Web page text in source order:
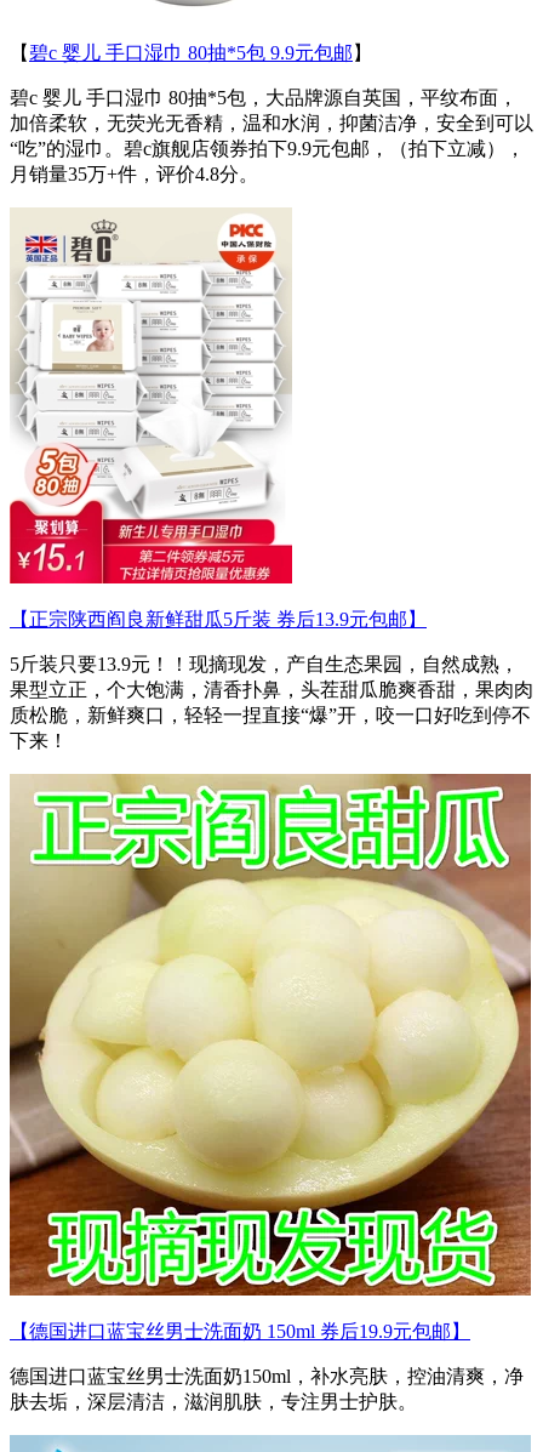
【 碧c 婴儿 手口湿巾 80抽*5包 9.9元包邮 】
碧c 婴儿 手口湿巾 80抽*5包，大品牌源自英国，平纹布面，
加倍柔软，无荧光无香精，温和水润，抑菌洁净，安全到可以
“吃”的湿巾。碧c旗舰店领券拍下9.9元包邮，（拍下立减），
月销量35万+件，评价4.8分。
【正宗陕西阎良新鲜甜瓜5斤装 券后13.9元包邮】
5斤装只要13.9元！！现摘现发，产自生态果园，自然成熟，
果型立正，个大饱满，清香扑鼻，头茬甜瓜脆爽香甜，果肉肉
质松脆，新鲜爽口，轻轻一捏直接“爆”开，咬一口好吃到停不
下来！
【德国进口蓝宝丝男士洗面奶 150ml 券后19.9元包邮】
德国进口蓝宝丝男士洗面奶150ml，补水亮肤，控油清爽，净
肤去垢，深层清洁，滋润肌肤，专注男士护肤。